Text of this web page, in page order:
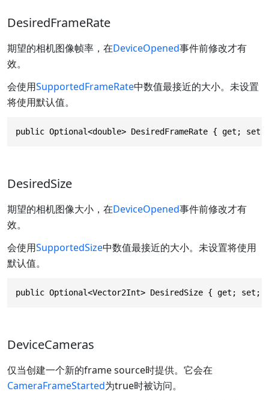
DesiredFrameRate
期望的相机图像帧率，在DeviceOpened事件前修改才有
效。
会使用SupportedFrameRate中数值最接近的大小。未设置
将使用默认值。
public Optional<double> DesiredFrameRate { get;
DesiredSize
期望的相机图像大小，在DeviceOpened事件前修改才有
效。
会使用SupportedSize中数值最接近的大小。未设置将使用
默认值。
public Optional<Vector2Int> DesiredSize { get; set;
DeviceCameras
仅当创建一个新的frame source时提供。它会在
CameraFrameStarted为true时被访问。